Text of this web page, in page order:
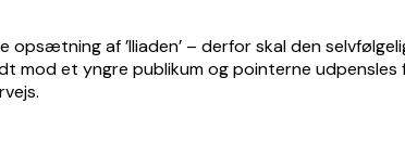
af ’Iliaden’ – derfor skal den
mod et yngre publikum og pointerne